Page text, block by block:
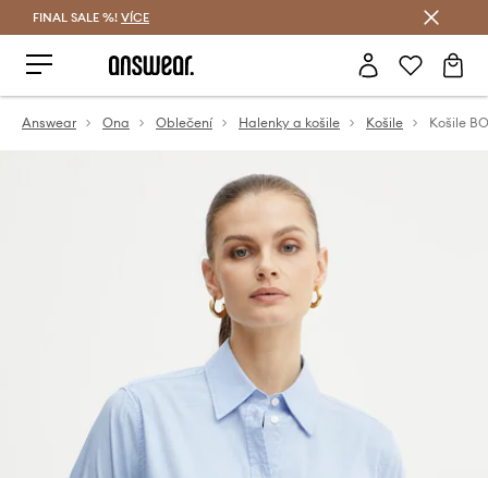
FINAL SALE %! VÍCE
Answear Ona Oblečení Halenky a košile Košile Košile